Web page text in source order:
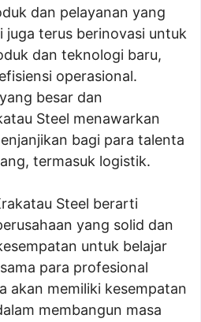
dan pelayanan yang
juga terus berinovasi untuk
dan teknologi baru,
operasional.
besar dan
Steel menawarkan
bagi para talenta
termasuk logistik.
Steel berarti
yang solid dan
untuk belajar
para profesional
akan memiliki kesempatan
membangun masa